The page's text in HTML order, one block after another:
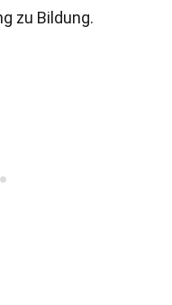
zu Bildung.